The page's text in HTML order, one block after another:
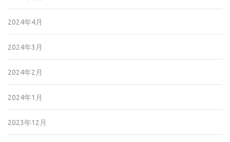
2024年4月
2024年3月
2024年2月
2024年1月
2023年12月